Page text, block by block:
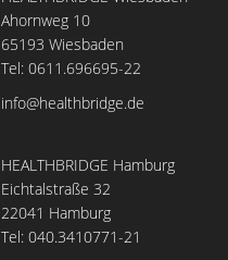
Ahornweg 10
65193 Wiesbaden
Tel: 0611.696695-22
info@healthbridge.de
HEALTHBRIDGE Hamburg
Eichtalstraße 32
22041 Hamburg
Tel: 040.3410771-21